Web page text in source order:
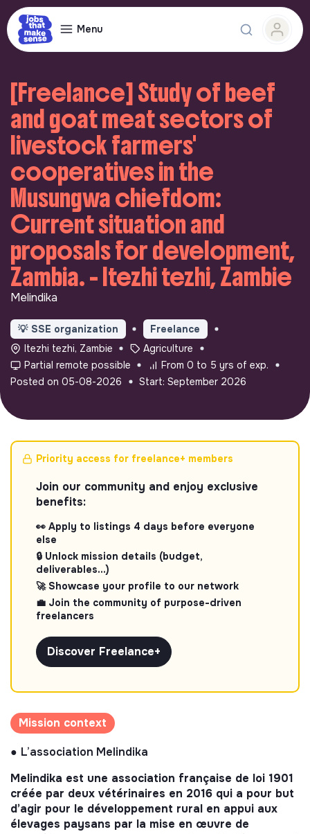
Menu
[Freelance] Study of beef
and goat meat sectors of
livestock farmers'
cooperatives in the
Musungwa chiefdom:
Current situation and
proposals for development,
Zambia. - Itezhi tezhi, Zambie
Melindika
💡 SSE organization
Freelance
Itezhi tezhi, Zambie
Agriculture
Partial remote possible
From 0 to 5 yrs of exp.
Posted on 05-08-2026
Start: September 2026
Priority access for freelance+ members
Join our community and enjoy exclusive
benefits:
👀 Apply to listings 4 days before everyone
else
🔒 Unlock mission details (budget,
deliverables...)
🚀 Showcase your profile to our network
💼 Join the community of purpose-driven
freelancers
Discover Freelance+
Mission context
● L’association Melindika
Melindika est une association française de loi 1901
créée par deux vétérinaires en 2016 qui a pour but
d’agir pour le développement rural en appui aux
élevages paysans par la mise en œuvre de